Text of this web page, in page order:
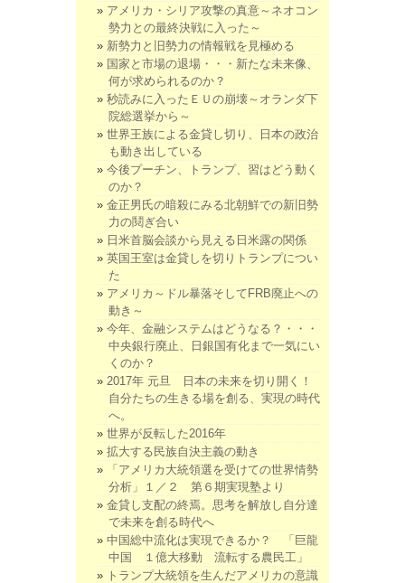
アメリカ・シリア攻撃の真意～ネオコン
勢力との最終決戦に入った～
新勢力と旧勢力の情報戦を見極める
国家と市場の退場・・・新たな未来像、
何が求められるのか？
秒読みに入ったＥＵの崩壊～オランダ下
院総選挙から～
世界王族による金貸し切り、日本の政治
も動き出している
今後プーチン、トランプ、習はどう動く
のか？
金正男氏の暗殺にみる北朝鮮での新旧勢
力の鬩ぎ合い
日米首脳会談から見える日米露の関係
英国王室は金貸しを切りトランプについ
た
アメリカ～ドル暴落そしてFRB廃止への
動き～
今年、金融システムはどうなる？・・・
中央銀行廃止、日銀国有化まで一気にい
くのか？
2017年 元旦 日本の未来を切り開く！
自分たちの生きる場を創る、実現の時代
へ。
世界が反転した2016年
拡大する民族自決主義の動き
「アメリカ大統領選を受けての世界情勢
分析」１／２ 第６期実現塾より
金貸し支配の終焉。思考を解放し自分達
で未来を創る時代へ
中国総中流化は実現できるか？ 「巨龍
中国 １億大移動 流転する農民工」
トランプ大統領を生んだアメリカの意識